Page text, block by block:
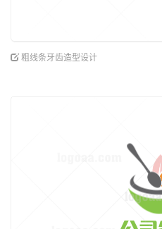
粗线条牙齿造型设计